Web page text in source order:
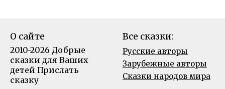
О сайте
2010-2026 Добрые
сказки для Ваших
детей Прислать
сказку
Все сказки:
Русские авторы
Зарубежные авторы
Сказки народов мира